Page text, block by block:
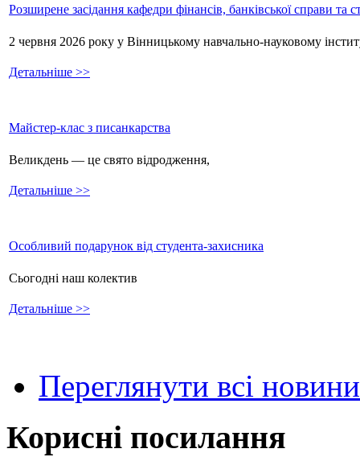
Розширене засідання кафедри фінансів, банківської справи та
2 червня 2026 року у Вінницькому навчально-науковому
Детальніше >>
Майстер-клас з писанкарства
Великдень — це свято відродження,
Детальніше >>
Особливий подарунок від студента-захисника
Сьогодні наш колектив
Детальніше >>
Переглянути всі новини
Корисні посилання